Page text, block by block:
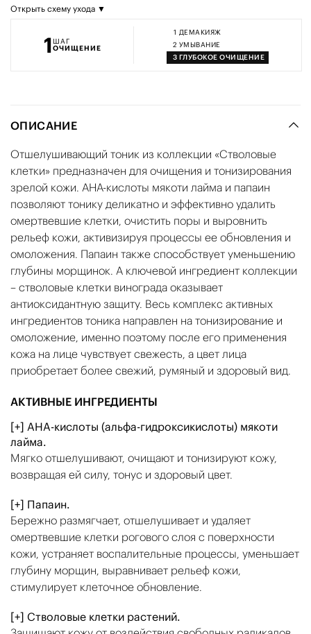
Открыть схему ухода ▼
1 ШАГ
ОЧИЩЕНИЕ
1 ДЕМАКИЯЖ
2 УМЫВАНИЕ
3 ГЛУБОКОЕ ОЧИЩЕНИЕ
ОПИСАНИЕ
Отшелушивающий тоник из коллекции «Стволовые
клетки» предназначен для очищения и тонизирования
зрелой кожи. AHA-кислоты мякоти лайма и папаин
позволяют тонику деликатно и эффективно удалить
омертвевшие клетки, очистить поры и выровнить
рельеф кожи, активизируя процессы ее обновления и
омоложения. Папаин также способствует уменьшению
глубины морщинок. А ключевой ингредиент коллекции
– стволовые клетки винограда оказывает
антиоксидантную защиту. Весь комплекс активных
ингредиентов тоника направлен на тонизирование и
омоложение, именно поэтому после его применения
кожа на лице чувствует свежесть, а цвет лица
приобретает более свежий, румяный и здоровый вид.
АКТИВНЫЕ ИНГРЕДИЕНТЫ
[+] АНА-кислоты (альфа-гидроксикислоты) мякоти
лайма.
Мягко отшелушивают, очищают и тонизируют кожу,
возвращая ей силу, тонус и здоровый цвет.
[+] Папаин.
Бережно размягчает, отшелушивает и удаляет
омертвевшие клетки рогового слоя с поверхности
кожи, устраняет воспалительные процессы, уменьшает
глубину морщин, выравнивает рельеф кожи,
стимулирует клеточное обновление.
[+] Стволовые клетки растений.